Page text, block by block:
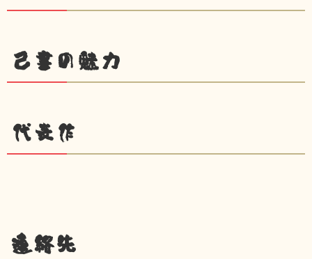
己書の魅力
代表作
連絡先